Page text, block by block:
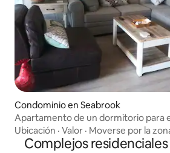
Condominio en Seabrook
Apartamento de un dormitorio para
en Clear Lake.
Ubicación · Valor · Moverse por la
Complejos